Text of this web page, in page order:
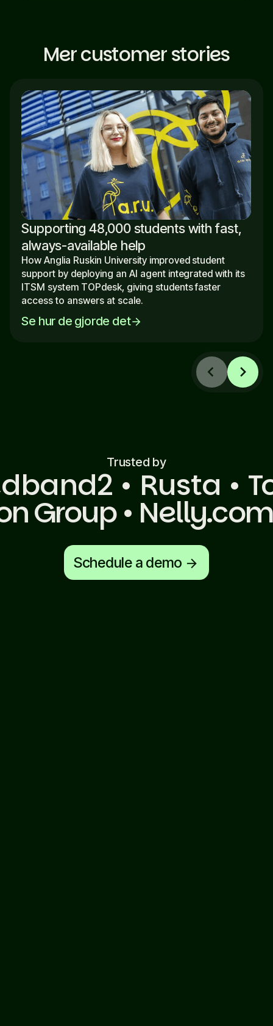
Mer customer stories
Supporting 48,000 students with fast,
always-available help
How Anglia Ruskin University improved student
support by deploying an AI agent integrated with its
ITSM system TOPdesk, giving students faster
access to answers at scale.
Se hur de gjorde detarrow_forward
chevron_left chevron_right
Trusted by
• Rusta •
Group • Nelly.com
Schedule a demo arrow_forward